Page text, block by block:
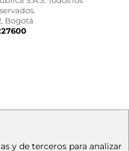
Bogotá
y de terceros para analizar